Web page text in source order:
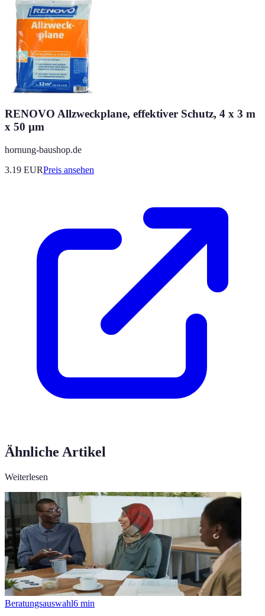
RENOVO Allzweckplane, effektiver Schutz, 4 x 3 m
x 50 µm
hornung-baushop.de
3.19 EURPreis ansehen
Ähnliche Artikel
Weiterlesen
Beratungsauswahl6 min